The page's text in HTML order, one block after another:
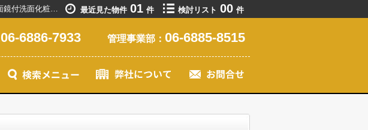
パークモダン新大阪｜バストイレ別 リノベーション・デザイナーズ物件 3駅以上利用可 三面鏡付洗面化粧台 ネット使用料不要｜新大阪駅で賃貸マンションを探すなら創業20年以上のセンチュリー21ライフネット・ライブグループ 最近見た物件 01 件 検討リスト 00 件
06-6886-7933 管理事業部： 06-6885-8515